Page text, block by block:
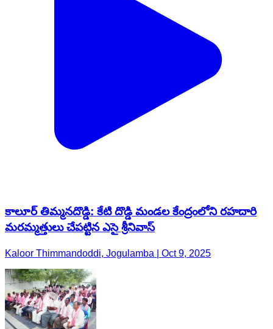
కాలూర్ తిమ్మనదొడ్డి: కేటి దొడ్డి మండల కేంద్రంలోని రహదారి